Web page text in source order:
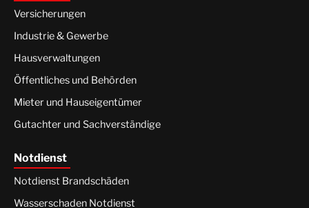
Versicherungen
Industrie & Gewerbe
Hausverwaltungen
Öffentliches und Behörden
Mieter und Hauseigentümer
Gutachter und Sachverständige
Notdienst
Notdienst Brandschäden
Wasserschaden Notdienst